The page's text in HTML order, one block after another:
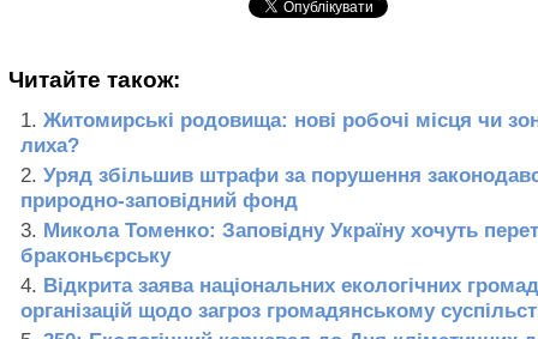
Читайте також:
Житомирські родовища: нові робочі місця чи
лиха?
Уряд збільшив штрафи за порушення
природно-заповідний фонд
Микола Томенко: Заповідну Україну хочуть
браконьєрську
Відкрита заява національних екологічних
організацій щодо загроз громадянському